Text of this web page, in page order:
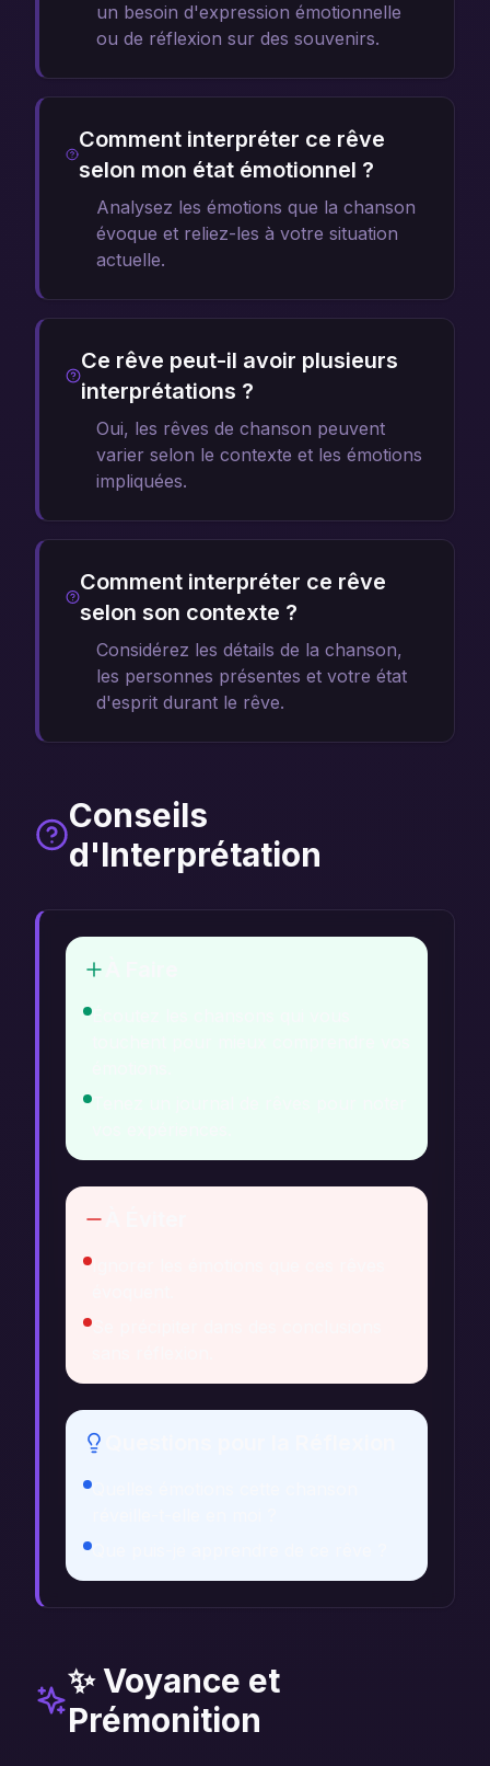
un besoin d'expression émotionnelle
ou de réflexion sur des souvenirs.
Comment interpréter ce rêve
selon mon état émotionnel ?
Analysez les émotions que la chanson
évoque et reliez-les à votre situation
actuelle.
Ce rêve peut-il avoir plusieurs
interprétations ?
Oui, les rêves de chanson peuvent
varier selon le contexte et les émotions
impliquées.
Comment interpréter ce rêve
selon son contexte ?
Considérez les détails de la chanson,
les personnes présentes et votre état
d'esprit durant le rêve.
Conseils
d'Interprétation
✨ Voyance et
Prémonition